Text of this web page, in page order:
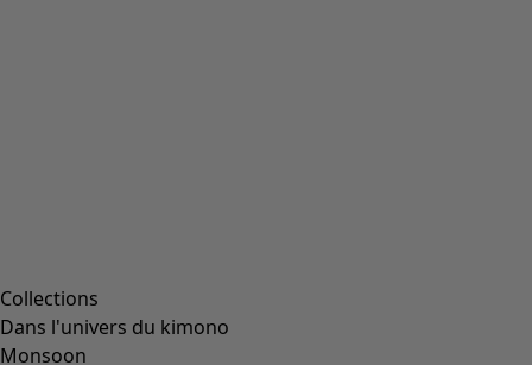
Collections
Dans l'univers du kimono
Monsoon